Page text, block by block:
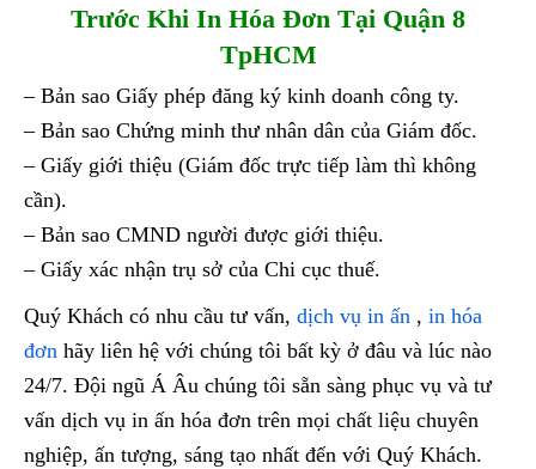
Trước Khi In Hóa Đơn Tại Quận 8
TpHCM
– Bản sao Giấy phép đăng ký kinh doanh công ty.
– Bản sao Chứng minh thư nhân dân của Giám đốc.
– Giấy giới thiệu (Giám đốc trực tiếp làm thì không
cần).
– Bản sao CMND người được giới thiệu.
– Giấy xác nhận trụ sở của Chi cục thuế.
Quý Khách có nhu cầu tư vấn, dịch vụ in ấn , in hóa
đơn hãy liên hệ với chúng tôi bất kỳ ở đâu và lúc nào
24/7. Đội ngũ Á Âu chúng tôi sẵn sàng phục vụ và tư
vấn dịch vụ in ấn hóa đơn trên mọi chất liệu chuyên
nghiệp, ấn tượng, sáng tạo nhất đến với Quý Khách.